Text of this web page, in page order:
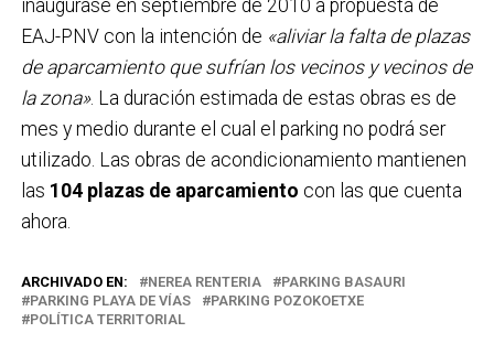
inaugurase en septiembre de 2010 a propuesta de
EAJ-PNV con la intención de «aliviar la falta de plazas
de aparcamiento que sufrían los vecinos y vecinos de
la zona». La duración estimada de estas obras es de
mes y medio durante el cual el parking no podrá ser
utilizado. Las obras de acondicionamiento mantienen
las 104 plazas de aparcamiento con las que cuenta
ahora.
ARCHIVADO EN: NEREA RENTERIA
PARKING BASAURI
PARKING PLAYA DE VÍAS
PARKING POZOKOETXE
POLÍTICA TERRITORIAL